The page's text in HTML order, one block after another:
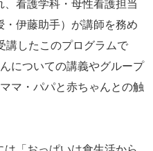
看護学科・母性看護担当
伊藤助手）が講師を務め
講したこのプログラムで
についての講義やグループ
マ・パパと赤ちゃんとの触